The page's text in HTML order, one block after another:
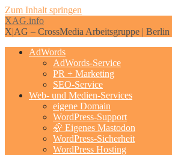
Zum Inhalt springen
XAG.info
X|AG – CrossMedia Arbeitsgruppe | Berlin
AdWords
AdWords-Service
PR + Marketing
SEO-Service
Web- und Medien-Services
eigene Domain
WordPress-Support
🦣 Eigenes Mastodon
WordPress-Sicherheit
WordPress Hosting